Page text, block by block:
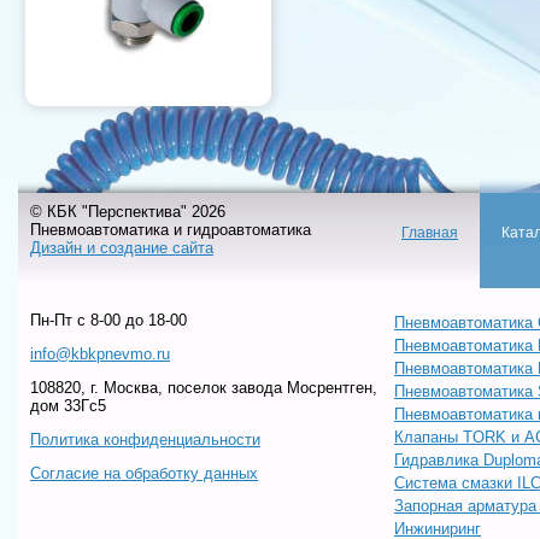
© КБК "Перспектива" 2026
Пневмоавтоматика и гидроавтоматика
Дизайн и создание сайта
Главная
Пн-Пт c 8-00 до 18-00
info@kbkpnevmo.ru
108820, г. Москва, поселок завода Мосрентген,
дом 33Гс5
Политика конфиденциальности
Согласие на обработку данных
Пневмоавтоматика
Пневмоавтоматика
Пневмоавтоматика
Пневмоавтоматика
Клапаны TORK и
Гидравлика
Система смазки ILC
Запорная
Инжиниринг